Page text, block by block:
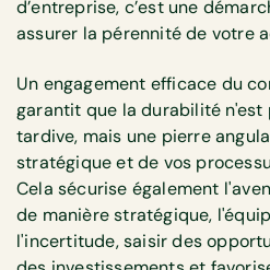
d’entreprise, c’est une
assurer la pérennité de votre
Un engagement efficace du
garantit que la durabilité n'est
tardive, mais une pierre
stratégique et de vos
Cela sécurise également
de manière stratégique,
l'incertitude, saisir des